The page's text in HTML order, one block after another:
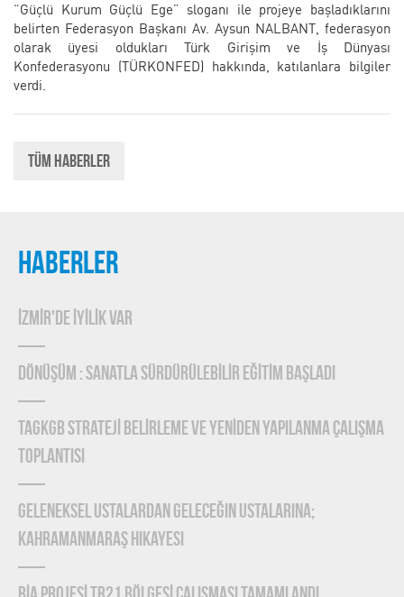
“Güçlü Kurum Güçlü Ege” sloganı ile projeye başladıklarını
belirten Federasyon Başkanı Av. Aysun NALBANT, federasyon
olarak üyesi oldukları Türk Girişim ve İş Dünyası
Konfederasyonu (TÜRKONFED) hakkında, katılanlara bilgiler
verdi.
Tüm Haberler
HABERLER
İZMİR'DE İYİLİK VAR
DÖNÜŞÜM : SANATLA SÜRDÜRÜLEBİLİR EĞİTİM BAŞLADI
TAGKGB STRATEJİ BELİRLEME ve YENİDEN YAPILANMA ÇALIŞMA
TOPLANTISI
Geleneksel Ustalardan Geleceğin Ustalarına;
Kahramanmaraş Hikayesi